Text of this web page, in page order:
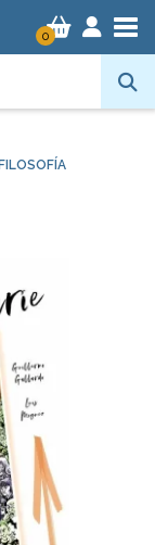
0
FILOSOFÍA